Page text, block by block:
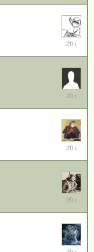
2006
10
2006
2006
23
2006
23
2006